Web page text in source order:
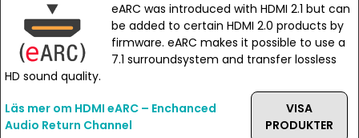
eARC was introduced with HDMI 2.1 but can
be added to certain HDMI 2.0 products by
firmware. eARC makes it possible to use a
7.1 surroundsystem and transfer lossless
HD sound quality.
Läs mer om HDMI eARC – Enchanced
Audio Return Channel
VISA
PRODUKTER